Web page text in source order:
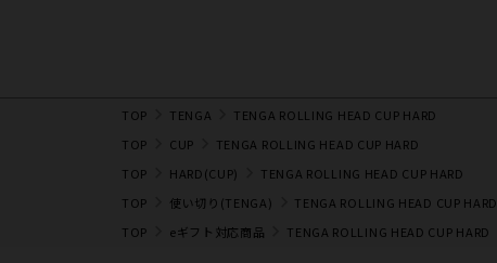
TOP TENGA
TENGA ROLLING HEAD CUP HARD
TOP
CUP
TENGA ROLLING HEAD CUP HARD
TOP
HARD(CUP)
TENGA ROLLING HEAD CUP HARD
TOP
使い切り(TENGA)
TENGA ROLLING HEAD CUP HARD
TOP
eギフト対応商品 TENGA ROLLING HEAD CUP HARD